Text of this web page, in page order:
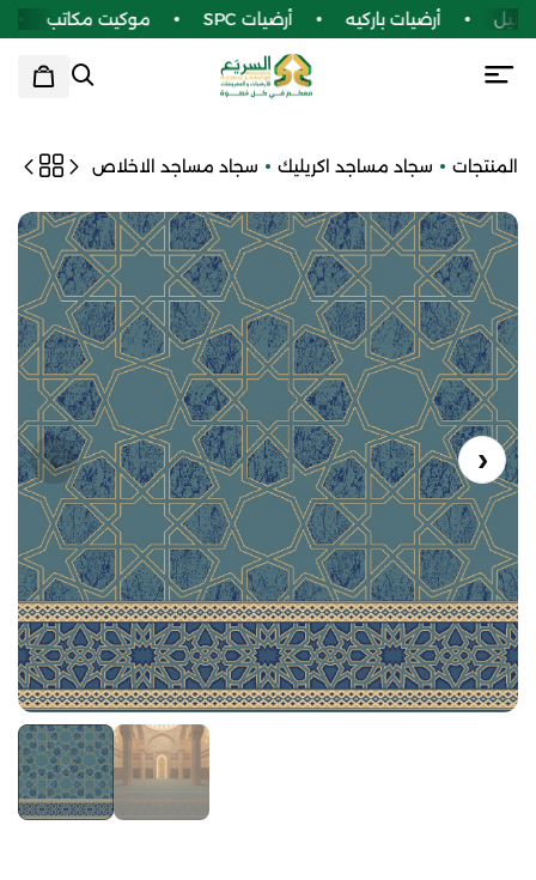
أرضيات باركيه أرضيات SPC موكيت مكاتب
المنتجات سجاد مساجد اكريليك سجاد مساجد الاخلاص